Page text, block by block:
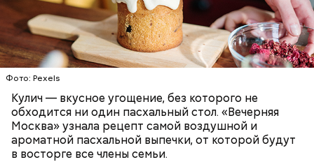
Фото: Pexels
Кулич — вкусное угощение, без которого не
обходится ни один пасхальный стол. «Вечерняя
Москва» узнала рецепт самой воздушной и
ароматной пасхальной выпечки, от которой будут
в восторге все члены семьи.
ПРАЗДНИКИ РЕЦЕПТЫ ПАСХА